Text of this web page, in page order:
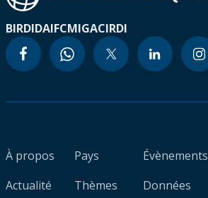
BIRDIDAIFCMIGACIRDI
À propos
Actualité
Pays
Thèmes
Évènements
Données